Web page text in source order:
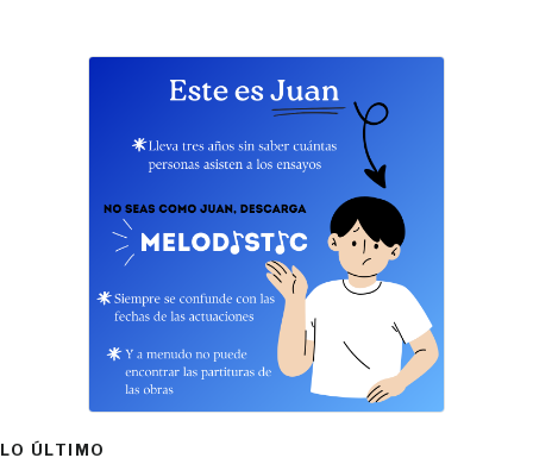
LO ÚLTIMO